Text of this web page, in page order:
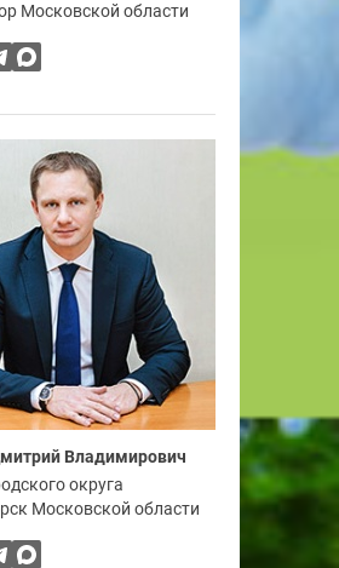
Московской области
Владимирович
округа
Московской области